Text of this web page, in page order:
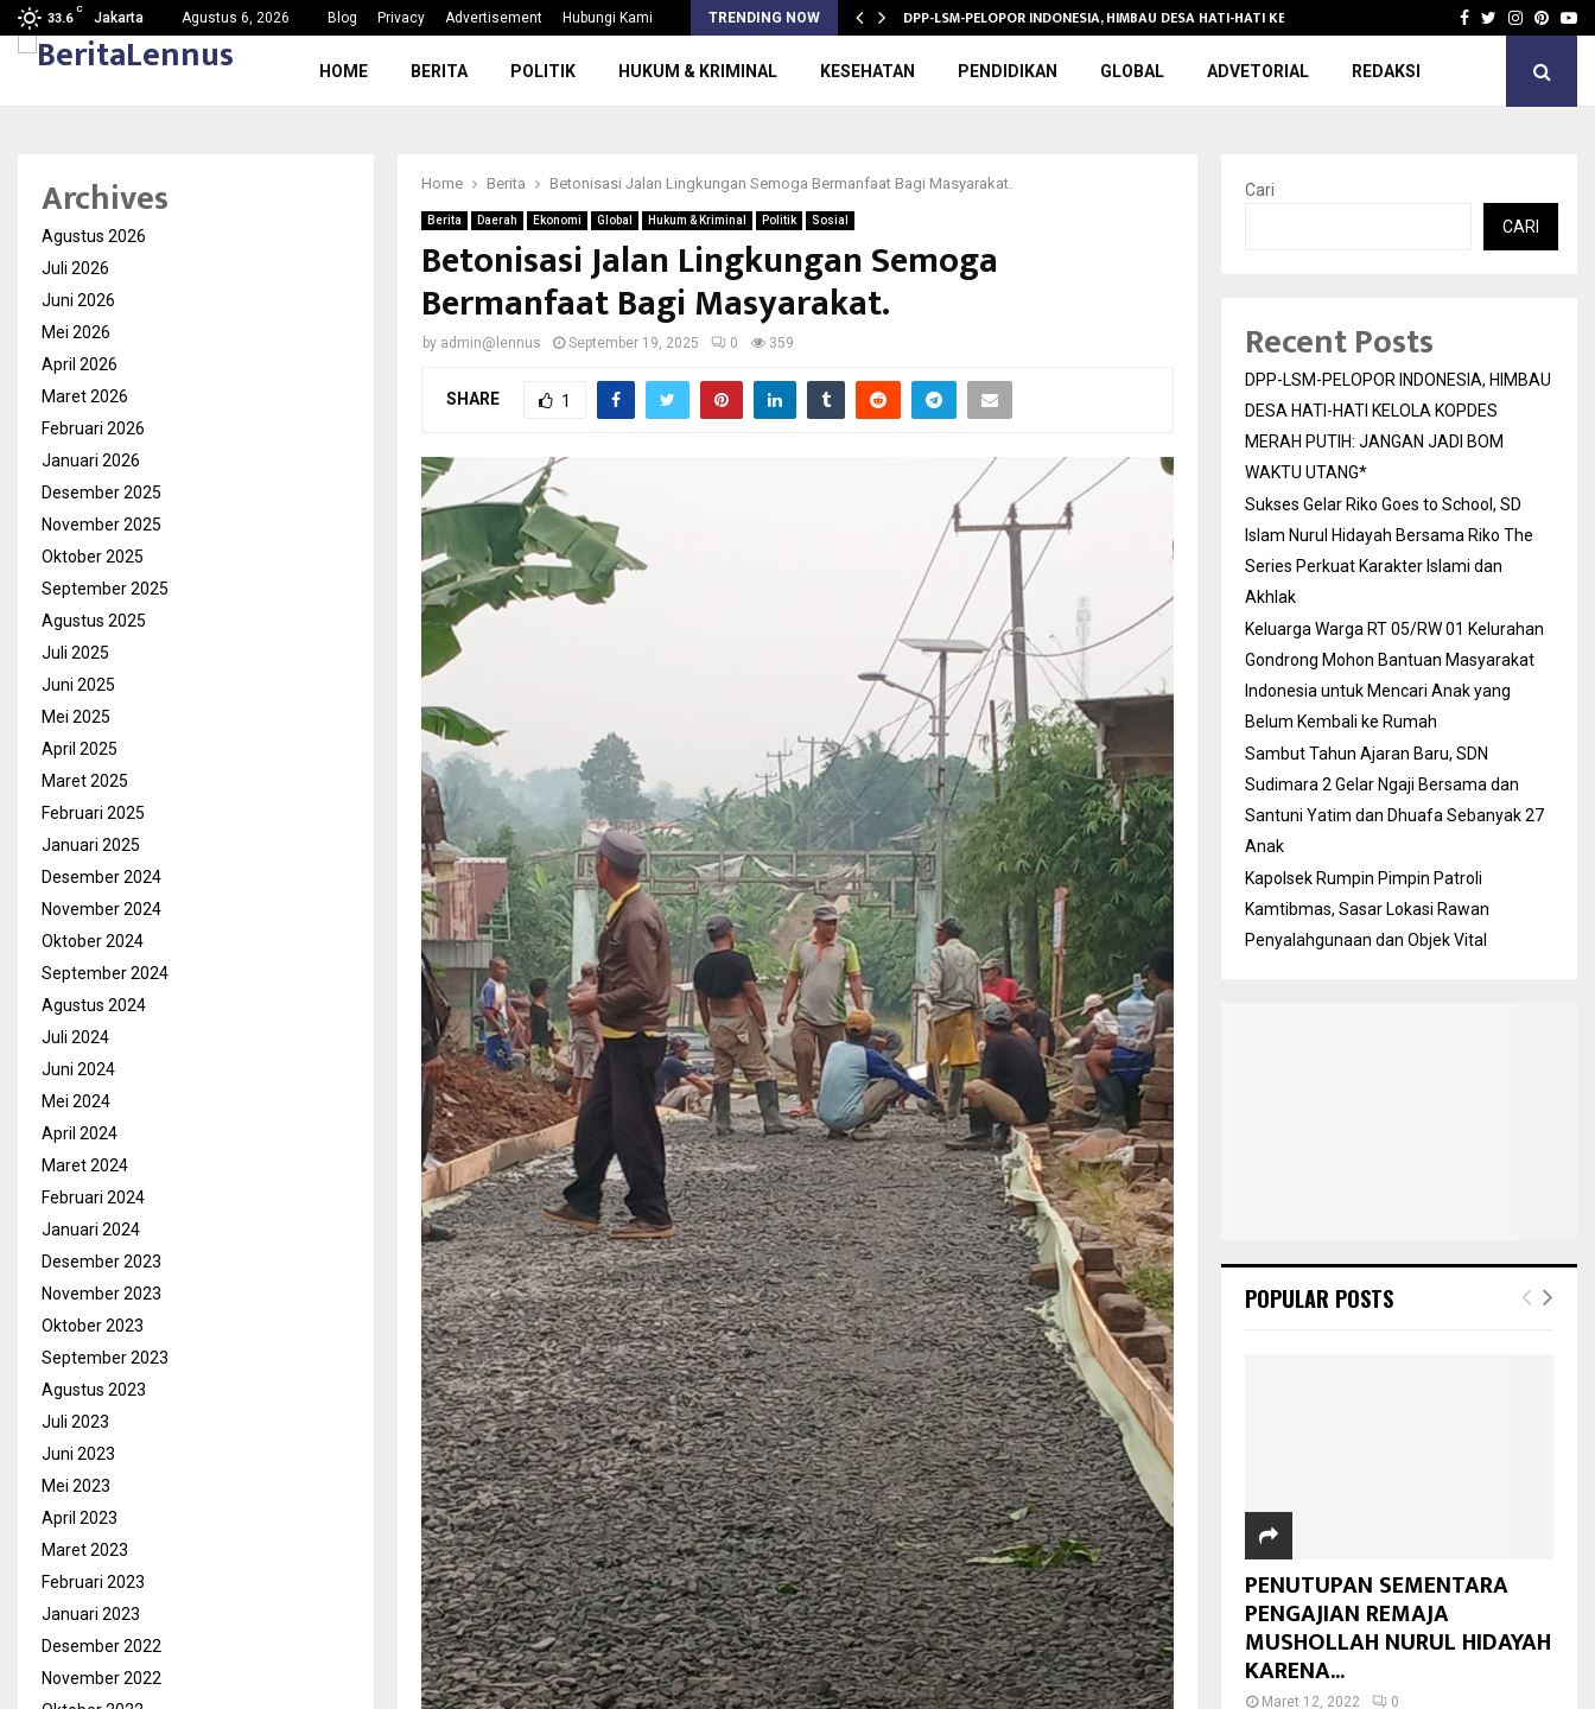
33.6
C
Jakarta Agustus 6, 2026 Blog Privacy Advertisement Hubungi Kami TRENDING NOW
Baik… SDN Karang Tengah 6 Gelar MPLS 2026/2027,… DPP-LSM-PELOPOR INDONESIA, HIMBAU DESA HATI-HATI KELOLA KOPDES… Sukses
Facebook
Twitter
HOME BERITA POLITIK HUKUM & KRIMINAL KESEHATAN PENDIDIKAN GLOBAL ADVETORIAL REDAKSI
Home Berita Betonisasi Jalan Lingkungan Semoga Bermanfaat Bagi Masyarakat.
Berita Daerah Ekonomi Global Hukum & Kriminal Politik Sosial
Betonisasi Jalan Lingkungan Semoga
Bermanfaat Bagi Masyarakat.
by admin@lennus September 19, 2025 0 359
SHARE 1
Archives
Agustus 2026
Juli 2026
Juni 2026
Mei 2026
April 2026
Maret 2026
Februari 2026
Januari 2026
Desember 2025
November 2025
Oktober 2025
September 2025
Agustus 2025
Juli 2025
Juni 2025
Mei 2025
April 2025
Maret 2025
Februari 2025
Januari 2025
Desember 2024
November 2024
Oktober 2024
September 2024
Agustus 2024
Juli 2024
Juni 2024
Mei 2024
April 2024
Maret 2024
Februari 2024
Januari 2024
Desember 2023
November 2023
Oktober 2023
September 2023
Agustus 2023
Juli 2023
Juni 2023
Mei 2023
April 2023
Maret 2023
Februari 2023
Januari 2023
Desember 2022
November 2022
Cari
CARI
Recent Posts
DPP-LSM-PELOPOR INDONESIA, HIMBAU
DESA HATI-HATI KELOLA KOPDES
MERAH PUTIH: JANGAN JADI BOM
WAKTU UTANG*
Sukses Gelar Riko Goes to School, SD
Islam Nurul Hidayah Bersama Riko The
Series Perkuat Karakter Islami dan
Akhlak
Keluarga Warga RT 05/RW 01 Kelurahan
Gondrong Mohon Bantuan Masyarakat
Indonesia untuk Mencari Anak yang
Belum Kembali ke Rumah
Sambut Tahun Ajaran Baru, SDN
Sudimara 2 Gelar Ngaji Bersama dan
Santuni Yatim dan Dhuafa Sebanyak 27
Anak
Kapolsek Rumpin Pimpin Patroli
Kamtibmas, Sasar Lokasi Rawan
Penyalahgunaan dan Objek Vital
POPULAR POSTS
PENUTUPAN SEMENTARA
PENGAJIAN REMAJA
MUSHOLLAH NURUL HIDAYAH
KARENA...
Maret 12, 2022 0